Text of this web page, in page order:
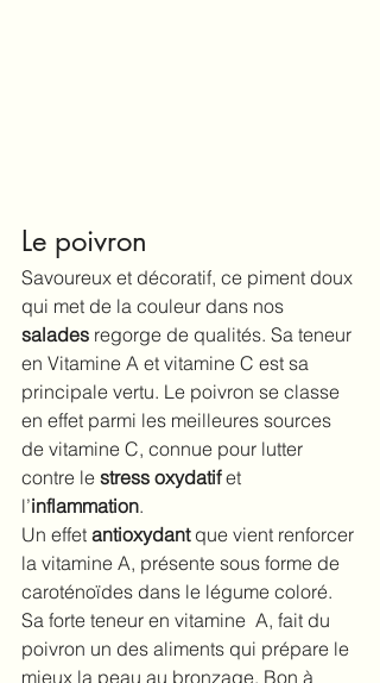
Le poivron
Savoureux et décoratif, ce piment doux
qui met de la couleur dans nos
salades regorge de qualités. Sa teneur
en Vitamine A et vitamine C est sa
principale vertu. Le poivron se classe
en effet parmi les meilleures sources
de vitamine C, connue pour lutter
contre le stress oxydatif et
l’inflammation.
Un effet antioxydant que vient renforcer
la vitamine A, présente sous forme de
caroténoïdes dans le légume coloré.
Sa forte teneur en vitamine  A, fait du
poivron un des aliments qui prépare le
mieux la peau au bronzage. Bon à